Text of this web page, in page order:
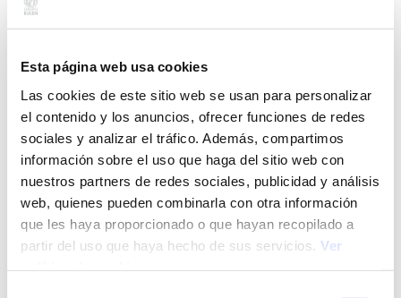
Esta página web usa cookies
Las cookies de este sitio web se usan para personalizar
el contenido y los anuncios, ofrecer funciones de redes
sociales y analizar el tráfico. Además, compartimos
información sobre el uso que haga del sitio web con
nuestros partners de redes sociales, publicidad y análisis
web, quienes pueden combinarla con otra información
que les haya proporcionado o que hayan recopilado a
partir del uso que haya hecho de sus servicios. Ver
24/03/26 Career Insights
Cómo superar el síndrome del/de la impostor/a en